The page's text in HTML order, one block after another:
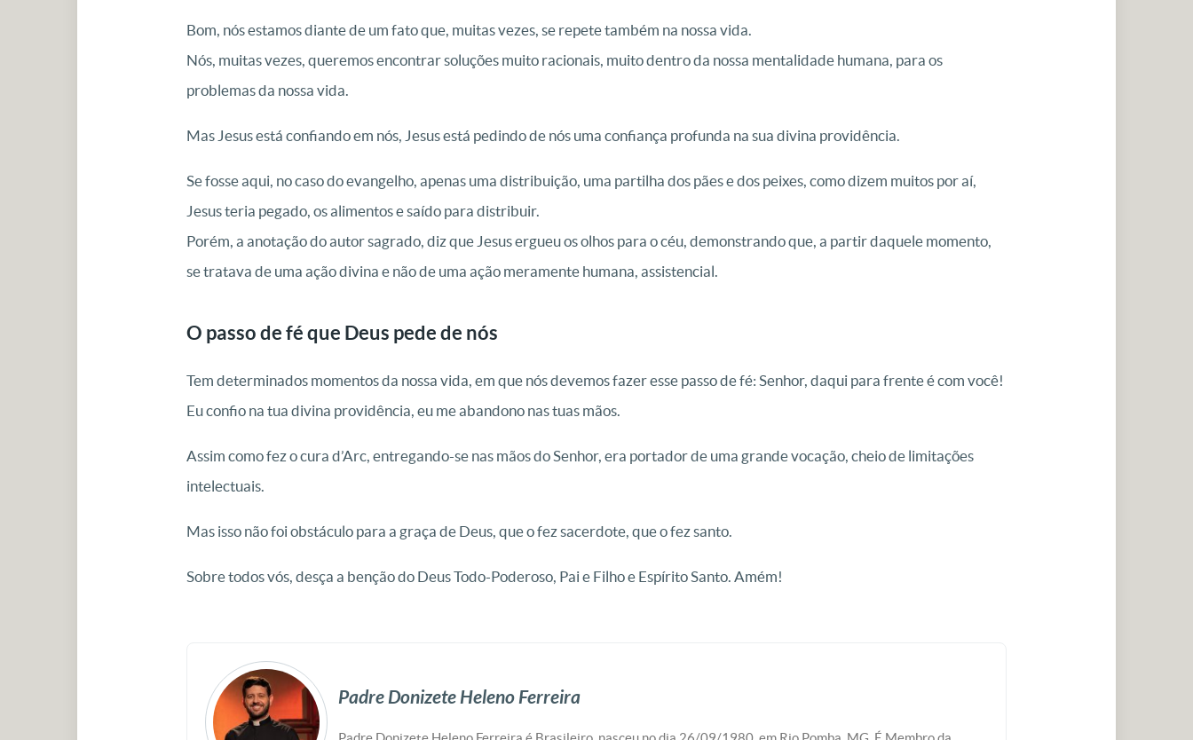
Bom, nós estamos diante de um fato que, muitas vezes, se repete também na nossa vida.
Nós, muitas vezes, queremos encontrar soluções muito racionais, muito dentro da nossa mentalidade humana, para os
problemas da nossa vida.
Mas Jesus está confiando em nós, Jesus está pedindo de nós uma confiança profunda na sua divina providência.
Se fosse aqui, no caso do evangelho, apenas uma distribuição, uma partilha dos pães e dos peixes, como dizem muitos por aí,
Jesus teria pegado, os alimentos e saído para distribuir.
Porém, a anotação do autor sagrado, diz que Jesus ergueu os olhos para o céu, demonstrando que, a partir daquele momento,
se tratava de uma ação divina e não de uma ação meramente humana, assistencial.
O passo de fé que Deus pede de nós
Tem determinados momentos da nossa vida, em que nós devemos fazer esse passo de fé: Senhor, daqui para frente é com você!
Eu confio na tua divina providência, eu me abandono nas tuas mãos.
Assim como fez o cura d’Arc, entregando-se nas mãos do Senhor, era portador de uma grande vocação, cheio de limitações
intelectuais.
Mas isso não foi obstáculo para a graça de Deus, que o fez sacerdote, que o fez santo.
Sobre todos vós, desça a benção do Deus Todo-Poderoso, Pai e Filho e Espírito Santo. Amém!
Padre Donizete Heleno Ferreira